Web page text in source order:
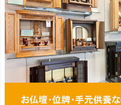
ラリー千葉店 #通販 #ウェブ
ショップ #お盆 #お盆飾
り